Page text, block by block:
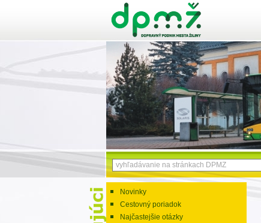
Novinky
Cestovný poriadok
Najčastejšie otázky